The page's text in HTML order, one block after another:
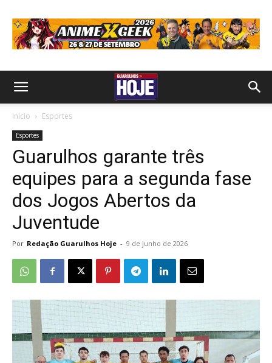
Início Esportes
Esportes
Guarulhos garante três
equipes para a segunda fase
dos Jogos Abertos da
Juventude
Por Redação Guarulhos Hoje - 9 de junho de 2026